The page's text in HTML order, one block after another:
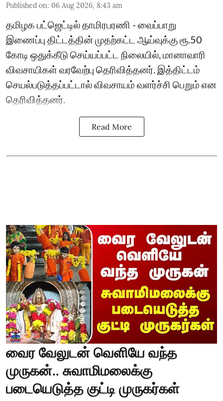
Published on: 06 Aug 2026, 8:43 am
தமிழக பட்ஜெட்டில் தாமிரபரணி - வைப்பாறு
இணைப்பு திட்டத்தின் முதற்கட்ட ஆய்வுக்கு ரூ.50
கோடி ஒதுக்கீடு செய்யப்பட்ட நிலையில், மானாவாரி
விவசாயிகள் வரவேற்பு தெரிவித்தனர். இத்திட்டம்
செயல்படுத்தப்பட்டால் விவசாயம் வளர்ச்சி பெறும் என
தெரிவித்தனர்.
Read More
வைர வேலுடன் வெளியே வந்த
முருகன்.. சுவாமிமலைக்கு
படையெடுத்த குட்டி முருகர்கள்